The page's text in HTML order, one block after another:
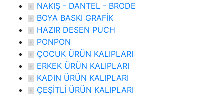
NAKIŞ - DANTEL - BRODE
BOYA BASKI GRAFİK
HAZIR DESEN PUCH
PONPON
ÇOCUK ÜRÜN KALIPLARI
ERKEK ÜRÜN KALIPLARI
KADIN ÜRÜN KALIPLARI
ÇEŞİTLİ ÜRÜN KALIPLARI